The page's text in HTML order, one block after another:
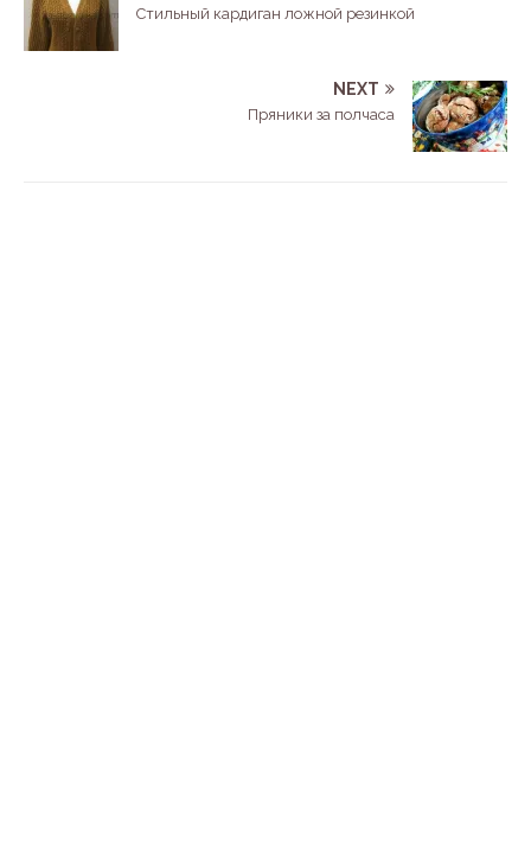
Стильный кардиган ложной резинкой
NEXT
Пряники за полчаса